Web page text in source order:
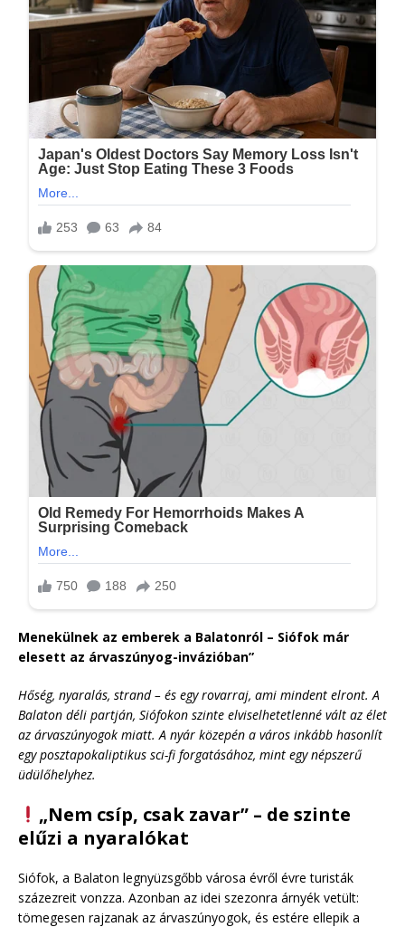
Menekülnek az emberek a Balatonról – Siófok már
elesett az árvaszúnyog-invázióban”
Hőség, nyaralás, strand – és egy rovarraj, ami mindent elront. A
Balaton déli partján, Siófokon szinte elviselhetetlenné vált az élet
az árvaszúnyogok miatt. A nyár közepén a város inkább hasonlít
egy posztapokaliptikus sci-fi forgatásához, mint egy népszerű
üdülőhelyhez.
„Nem csíp, csak zavar” – de szinte
elűzi a nyaralókat
Siófok, a Balaton legnyüzsgőbb városa évről évre turisták
százezreit vonzza. Azonban az idei szezonra árnyék vetült:
tömegesen rajzanak az árvaszúnyogok, és estére ellepik a